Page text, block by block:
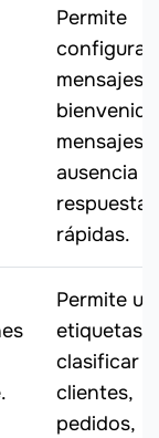
Permite
configurar
mensajes
mensajes
ausencia y
respuestas
rápidas.
Permite
etiquetas
clasificar
clientes,
pedidos,